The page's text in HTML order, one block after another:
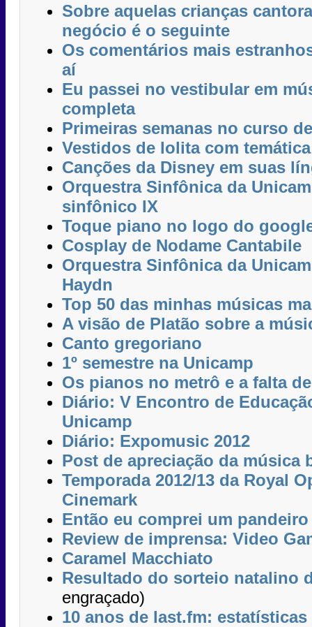
Sobre aquelas crianças
negócio é o seguinte
Os comentários mais
aí
Eu passei no vestibular em
completa
Primeiras semanas no curso
Vestidos de lolita com
Canções da Disney em suas
Orquestra Sinfônica da
sinfônico IX
Toque piano no logo do
Cosplay de Nodame Cantabile
Orquestra Sinfônica da
Haydn
Top 50 das minhas músicas
A visão de Platão sobre a
Canto gregoriano
1º semestre na Unicamp
Os pianos no metrô e a falta
Diário: V Encontro de
Unicamp
Diário: Expomusic 2012
Post de apreciação da música
Temporada 2012/13 da Royal
Cinemark
Então eu comprei um pandeiro
Review de imprensa: Video
Caramel Macchiato
Resultado do sorteio natalino
engraçado)
10 anos de last.fm: